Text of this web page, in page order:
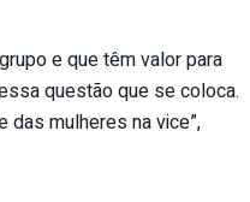
e que têm valor para
questão que se coloca.
das mulheres na vice”,